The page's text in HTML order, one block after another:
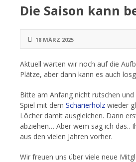
Die Saison kann
18 MÄRZ 2025
Aktuell warten wir noch auf die
Plätze, aber dann kann es auch
Bitte am Anfang nicht rutschen
Spiel mit dem Scharierholz wieder
Löcher damit ausgleichen. Dann
abziehen… Aber wem sag ich das..
aus den vielen Jahren vorher.
Wir freuen uns über viele neue